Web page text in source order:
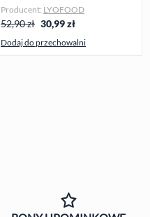
Producent: LYOFOOD
52,90 zł 30,99zł
Dodaj do przechowalni